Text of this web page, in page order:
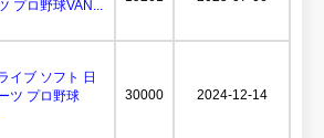
プロ野球VAN...
イブ ソフト 日
ツ プロ野球
30000 2024-12-14